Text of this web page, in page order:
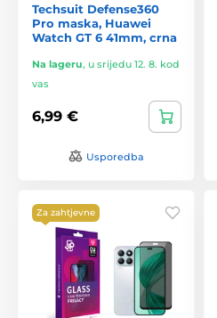
Techsuit Defense360
Pro maska, Huawei
Watch GT 6 41mm, crna
Na lageru, u srijedu 12. 8. kod
vas
6,99 €
Usporedba
Za zahtjevne